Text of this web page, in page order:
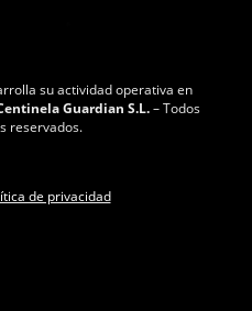
su actividad operativa en
Guardian S.L.– Todos
reservados.
de privacidad